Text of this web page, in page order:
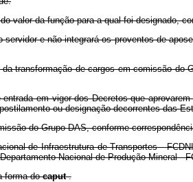
valor da função para a qual foi designado,
e não integrará os proventos de
transformação de cargos em comissão do
em vigor dos Decretos que
ou designação decorrentes das
do Grupo DAS, conforme
de Infraestrutura de Transportes -
Nacional de Produção Mineral -
forma docaput.